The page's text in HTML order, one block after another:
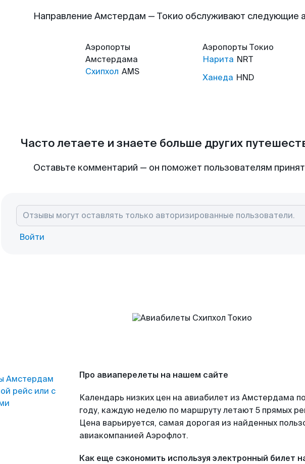
Направление Амстердам — Токио обслуживают следующие
Аэропорты
Амстердама
Схипхол AMS
Аэропорты Токио
Нарита NRT
Ханеда HND
Часто летаете и знаете больше других
Оставьте комментарий — он поможет пользователям
Войти
Амстердам
рейс или с
Про авиаперелеты на нашем сайте
Календарь низких цен на авиабилет из Амстердама
году, каждую неделю по маршруту летают 5 прямых
Цена варьируется, самая дорогая из найденных
авиакомпанией Аэрофлот.
Как еще сэкономить используя электронный билет